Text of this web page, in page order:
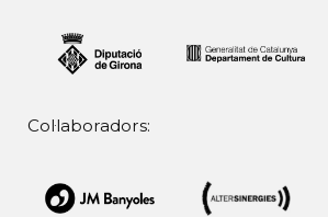
Col·laboradors: